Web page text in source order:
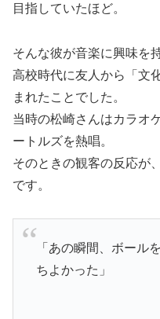
目指していたほど。
そんな彼が音楽に興味を
高校時代に友人から「文
まれたことでした。
当時の松崎さんはカラオ
ートルズを熱唱。
そのときの観客の反応が
です。
「あの瞬間、ボール
ちよかった」